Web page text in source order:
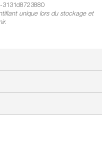
unique lors du stockage et